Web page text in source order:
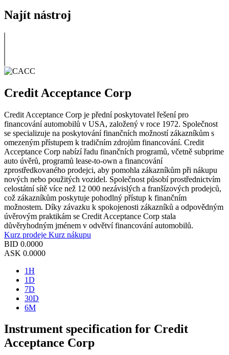
Najít nástroj
Credit Acceptance Corp
Credit Acceptance Corp je přední poskytovatel řešení pro
financování automobilů v USA, založený v roce 1972. Společnost
se specializuje na poskytování finančních možností zákazníkům s
omezeným přístupem k tradičním zdrojům financování. Credit
Acceptance Corp nabízí řadu finančních programů, včetně subprime
auto úvěrů, programů lease-to-own a financování
zprostředkovaného prodejci, aby pomohla zákazníkům při nákupu
nových nebo použitých vozidel. Společnost působí prostřednictvím
celostátní sítě více než 12 000 nezávislých a franšízových prodejců,
což zákazníkům poskytuje pohodlný přístup k finančním
možnostem. Díky závazku k spokojenosti zákazníků a odpovědným
úvěrovým praktikám se Credit Acceptance Corp stala
důvěryhodným jménem v odvětví financování automobilů.
Kurz prodeje Kurz nákupu
BID 0.0000
ASK 0.0000
1H
1D
7D
30D
6M
Instrument specification for Credit
Acceptance Corp